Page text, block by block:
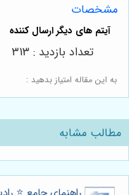
مشخصات
به این مقاله امتیاز بدهید :
تعداد بازدید : 313
مطالب مشابه